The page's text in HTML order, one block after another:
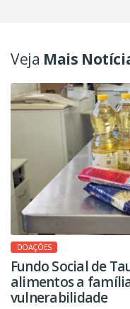
Veja Mais
DOAÇÕES
Fundo Social de
alimentos a
vulnerabilidade